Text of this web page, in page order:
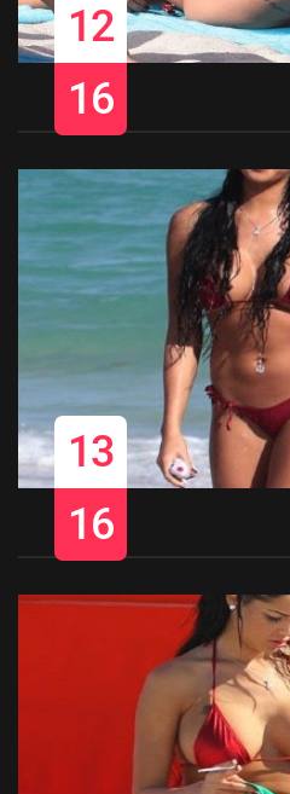
12
16
13
16